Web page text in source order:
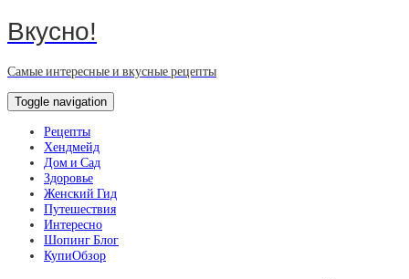
Вкусно!
Самые интересные и вкусные рецепты
Toggle navigation
Рецепты
Хендмейд
Дом и Сад
Здоровье
Женский Гид
Путешествия
Интересно
Шопинг Блог
КупиОбзор